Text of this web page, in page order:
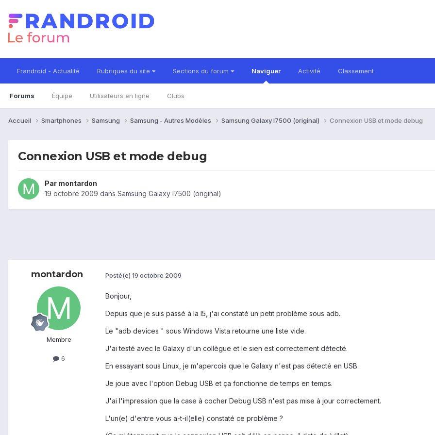
Frandroid - Actualité Rubriques du site Sections du forum Naviguer
Forums Équipe Utilisateurs en ligne Clubs
Activité Classement
Accueil Smartphones Samsung Samsung - Autres Modèles Samsung Galaxy I7500 (original) Connexion USB et mode debug
Connexion USB et mode debug
Par montardon
19 octobre 2009 dans Samsung Galaxy I7500 (original)
montardon
Membre
6
Posté(e) 19 octobre 2009
Bonjour,
Depuis que je suis passé à la I5, j'ai constaté un petit problème sous adb.
Le "adb devices " sous Windows Vista retourne une liste vide.
J'ai testé avec le Galaxy d'un collègue et le sien est correctement détecté.
En essayant sous Linux, je m'apercois que le Galaxy n'est pas détecté en USB.
Je joue avec l'option Debug USB et ça fonctionne de temps en temps.
J'ai l'impression que la case à cocher Debug USB n'est pas mise à jour correctement.
L'un(e) d'entre vous a-t-il(elle) constaté ce problème ?